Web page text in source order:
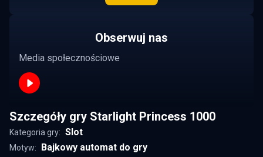
Obserwuj nas
Media społecznościowe
Szczegóły gry Starlight Princess 1000
Kategoria gry: Slot
Motyw: Bajkowy automat do gry